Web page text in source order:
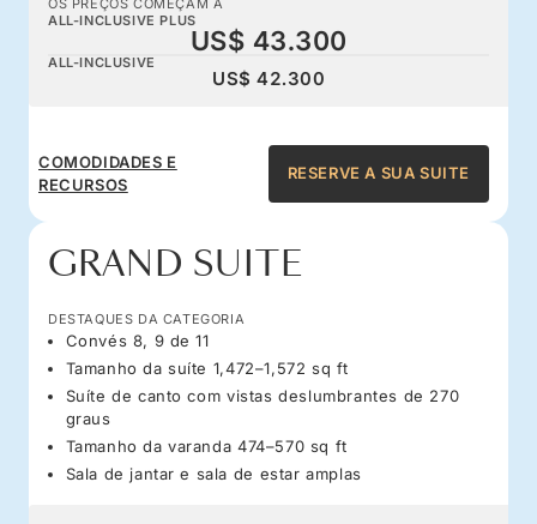
ALL-INCLUSIVE PLUS
US$ 43.300
ALL-INCLUSIVE
US$ 42.300
COMODIDADES E
RECURSOS
RESERVE A SUA SUITE
GRAND SUITE
DESTAQUES DA CATEGORIA
Convés 8, 9 de 11
Tamanho da suíte 1,472–1,572 sq ft
Suíte de canto com vistas deslumbrantes de 270
graus
Tamanho da varanda 474–570 sq ft
Sala de jantar e sala de estar amplas